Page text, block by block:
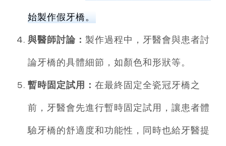
始製作假牙橋。
與醫師討論： 製作過程中，牙醫會與患者討
論牙橋的具體細節，如顏色和形狀等。
暫時固定試用： 在最終固定全瓷冠牙橋之
前，牙醫會先進行暫時固定試用，讓患者體
驗牙橋的舒適度和功能性，同時也給牙醫提